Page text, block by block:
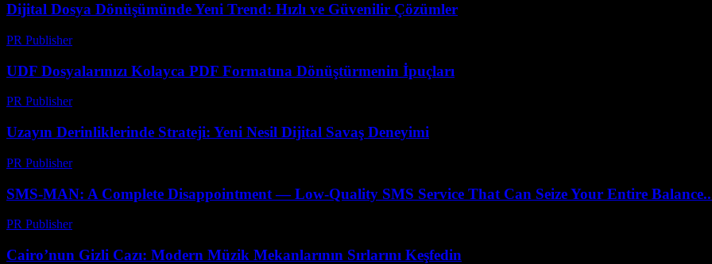
Dijital Dosya Dönüşümünde Yeni Trend: Hızlı ve Güvenilir Çözümler
PR Publisher-
UDF Dosyalarınızı Kolayca PDF Formatına Dönüştürmenin İpuçları
PR Publisher-
Uzayın Derinliklerinde Strateji: Yeni Nesil Dijital Savaş Deneyimi
PR Publisher-
SMS-MAN: A Complete Disappointment — Low-Quality SMS Service That Can Seize Your Entire
PR Publisher-
Cairo’nun Gizli Cazı: Modern Müzik Mekanlarının Sırlarını Keşfedin